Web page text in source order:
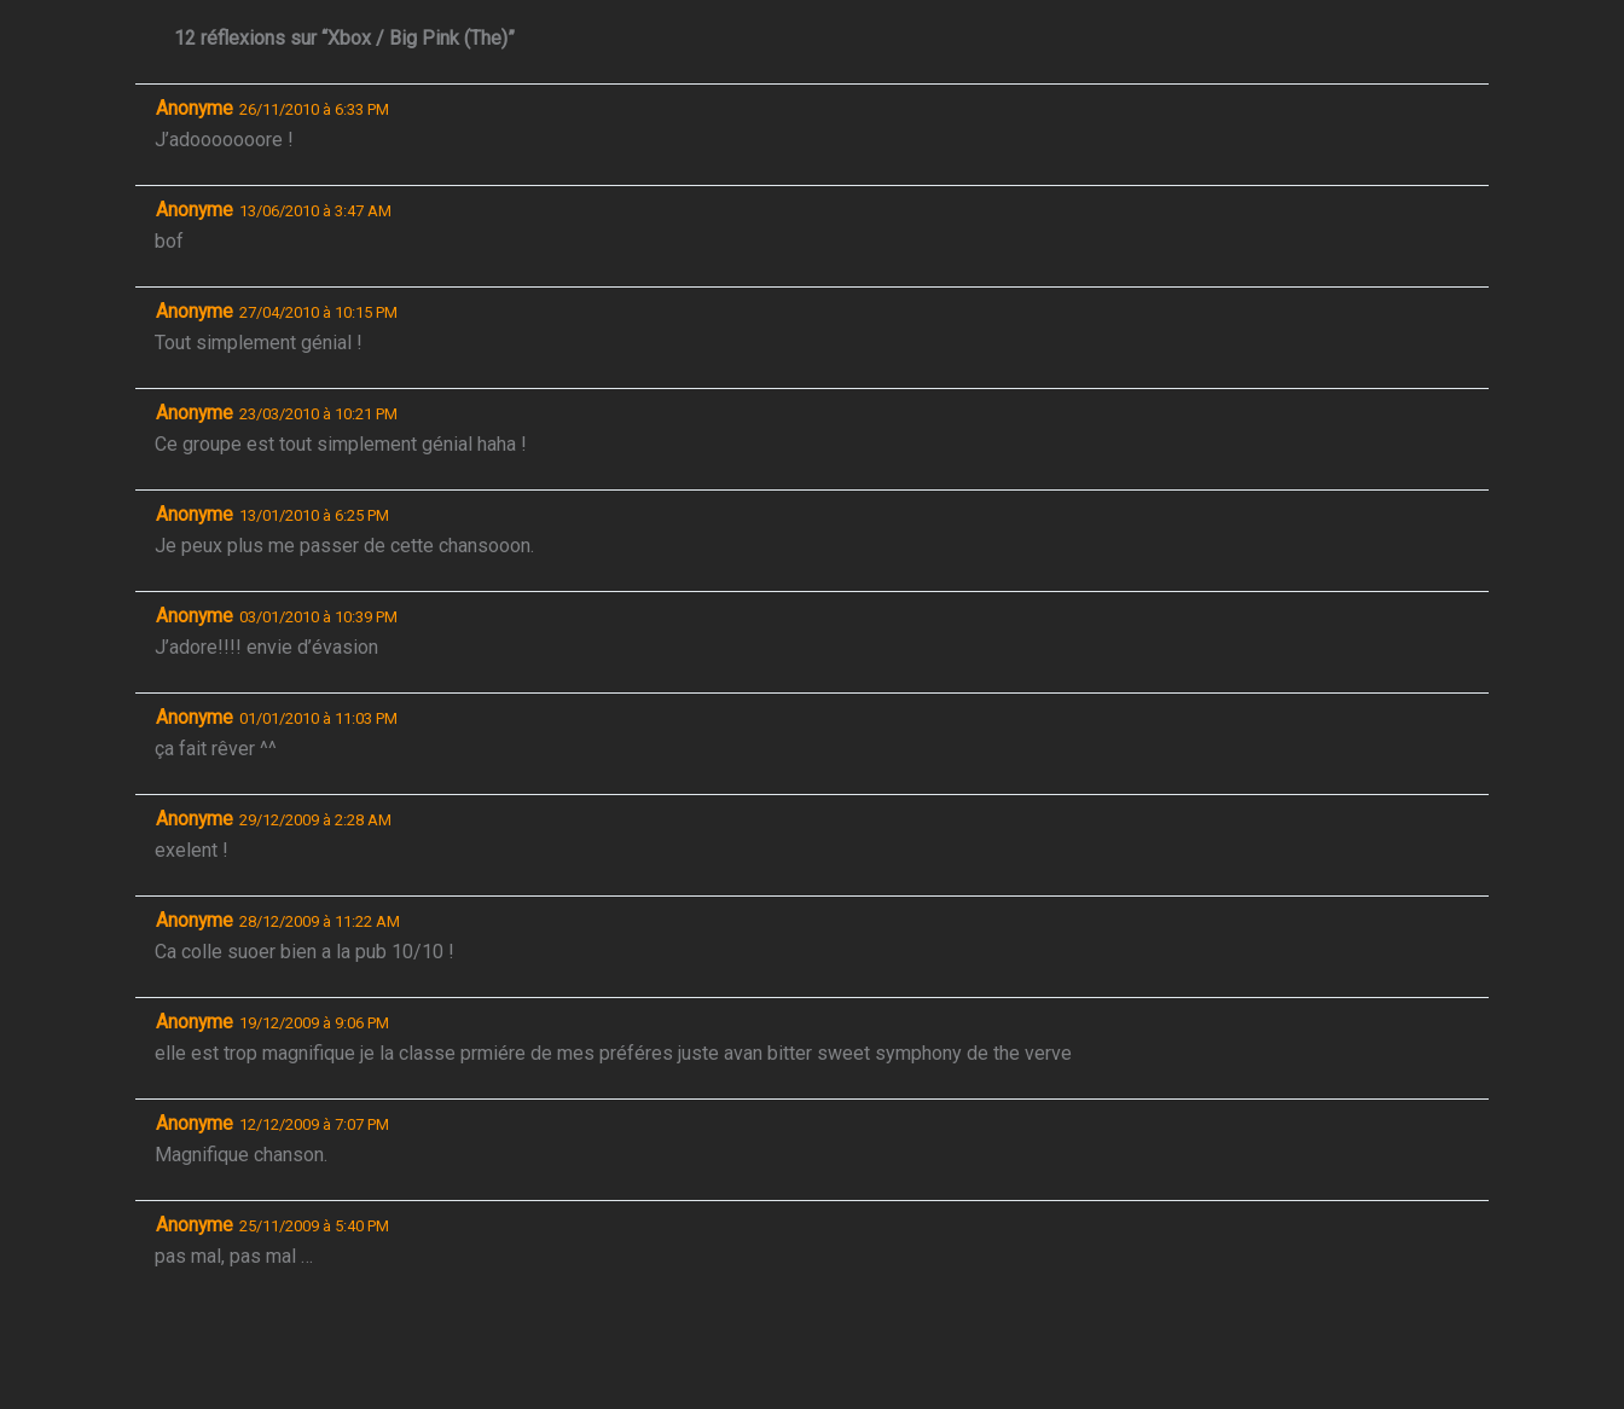
12 réflexions sur “Xbox / Big Pink (The)”
Anonyme 26/11/2010 à 6:33 PM
J’adooooooore !
Anonyme 13/06/2010 à 3:47 AM
bof
Anonyme 27/04/2010 à 10:15 PM
Tout simplement génial !
Anonyme 23/03/2010 à 10:21 PM
Ce groupe est tout simplement génial haha !
Anonyme 13/01/2010 à 6:25 PM
Je peux plus me passer de cette chansooon.
Anonyme 03/01/2010 à 10:39 PM
J’adore!!!! envie d’évasion
Anonyme 01/01/2010 à 11:03 PM
ça fait rêver ^^
Anonyme 29/12/2009 à 2:28 AM
exelent !
Anonyme 28/12/2009 à 11:22 AM
Ca colle suoer bien a la pub 10/10 !
Anonyme 19/12/2009 à 9:06 PM
elle est trop magnifique je la classe prmiére de mes préféres juste avan bitter sweet symphony de the verve
Anonyme 12/12/2009 à 7:07 PM
Magnifique chanson.
Anonyme 25/11/2009 à 5:40 PM
pas mal, pas mal …